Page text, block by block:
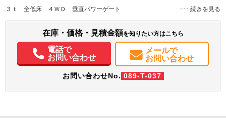
H:370
H:1,990
３ｔ 全低床 ４ＷＤ 垂直パワーゲート
在庫・価格・見積金額を知りたい方はこちら
電話で
お問い合わせ
メールで
お問い合わせ
お問い合わせNo. 089-T-037